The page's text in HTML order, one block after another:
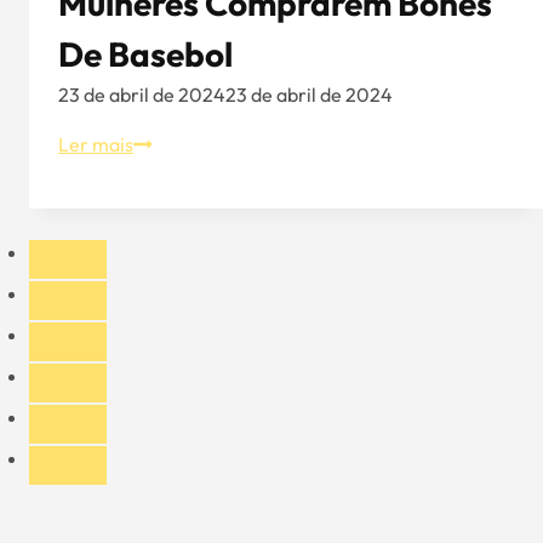
De Basebol
23 de abril de 202423 de abril de 2024
Ler maisAlguns